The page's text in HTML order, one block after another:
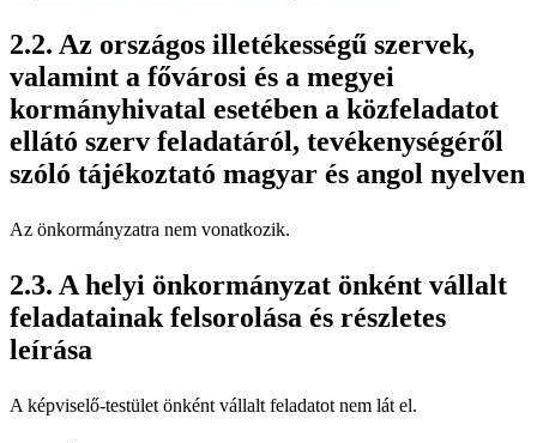
Az országos illetékességű szervek,
valamint a fővárosi és a megyei
kormányhivatal esetében a közfeladatot
ellátó szerv feladatáról, tevékenységéről
szóló tájékoztató magyar és angol nyelven
Az önkormányzatra nem vonatkozik.
A helyi önkormányzat önként vállalt
feladatainak felsorolása és részletes
leírása
A képviselő-testület önként vállalt feladatot nem lát el.